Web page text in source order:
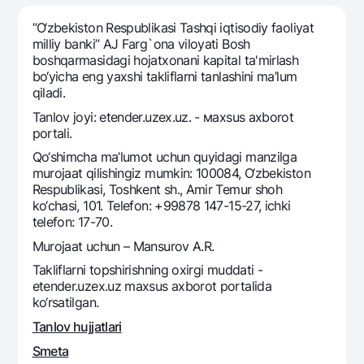
Hamma uchun USD uchun
Talab qilib olinguncha USD
Oltin omonat
NBU’dan oltin quymalar
Kumush omonat
UzCard/HUMO
Visa
Visa FIFA
Mastercard
Ish haqi
Eskrou hisobvarag‘i
Tariflar
Aksiyalar
Milliy mobil ilovasi
Ko'p beriladigan savollar
Sayt bo‘yicha qidiring
Qidirish
Foydali havolalar
Ko'p beriladigan savollar
Matbuot markazi
“O‘zbekiston Respublikasi Tashqi iqtisodiy faoliyat
milliy banki” AJ Farg`ona viloyati Bosh
boshqarmasidagi hojatxonani kapital ta'mirlash
bo‘yicha eng yaxshi takliflarni tanlashini ma’lum
qiladi.
Tanlov joyi: etender.uzex.uz. - мaxsus axborot
portali.
Qo‘shimcha ma’lumot uchun quyidagi manzilga
murojaat qilishingiz mumkin: 100084, O‘zbekiston
Respublikasi, Toshkent sh., Amir Temur shoh
ko‘chasi, 101. Telefon: +99878 147-15-27, ichki
telefon: 17-70.
Murojaat uchun – Mansurov A.R.
Takliflarni topshirishning oxirgi muddati -
etender.uzex.uz maxsus axborot portalida
ko‘rsatilgan.
Tanlov hujjatlari
Smeta